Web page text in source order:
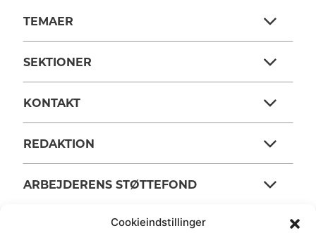
Cookieindstillinger
TEMAER
SEKTIONER
KONTAKT
REDAKTION
ARBEJDERENS STØTTEFOND
ANSVARSHAVENDE REDAKTØR